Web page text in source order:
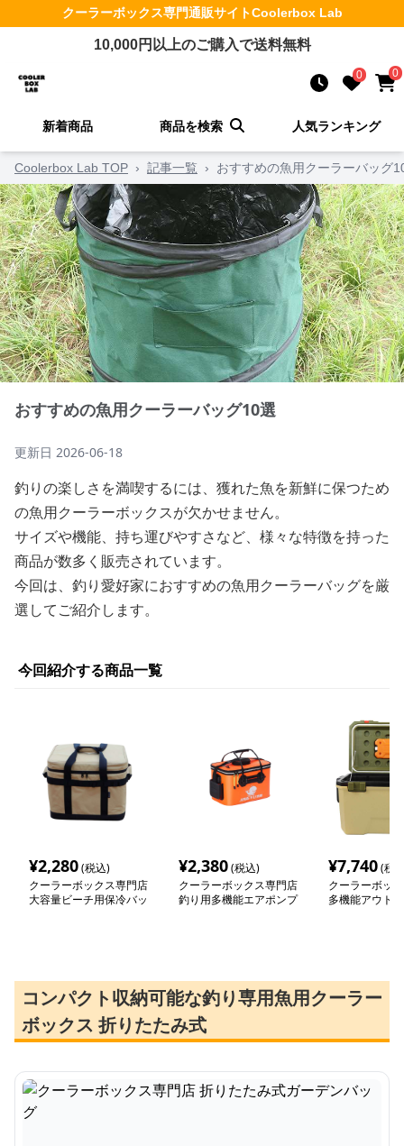
クーラーボックス専門通販サイトCoolerbox Lab
10,000円以上のご購入で送料無料
0 0
新着商品 商品を検索 人気ランキング
Coolerbox Lab TOP › 記事一覧 › おすすめの魚用クーラーバッグ
おすすめの魚用クーラーバッグ10選
更新日 2026-06-18
釣りの楽しさを満喫するには、獲れた魚を新鮮に保つため
の魚用クーラーボックスが欠かせません。
サイズや機能、持ち運びやすさなど、様々な特徴を持った
商品が数多く販売されています。
今回は、釣り愛好家におすすめの魚用クーラーバッグを厳
選してご紹介します。
今回紹介する商品一覧
¥2,280(税込)
クーラーボックス専門店
大容量ビーチ用保冷バッ
¥2,380(税込)
クーラーボックス専門店
釣り用多機能エアポンプ
¥7,740(税
クーラーボッ
多機能アウト
コンパクト収納可能な釣り専用魚用クーラー
ボックス 折りたたみ式